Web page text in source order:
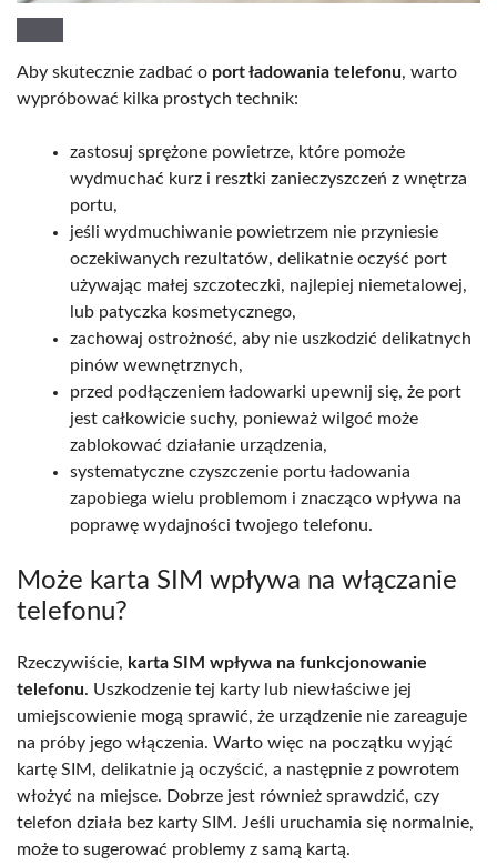
Aby skutecznie zadbać o port ładowania telefonu, warto
wypróbować kilka prostych technik:
zastosuj sprężone powietrze, które pomoże
wydmuchać kurz i resztki zanieczyszczeń z wnętrza
portu,
jeśli wydmuchiwanie powietrzem nie przyniesie
oczekiwanych rezultatów, delikatnie oczyść port
używając małej szczoteczki, najlepiej niemetalowej,
lub patyczka kosmetycznego,
zachowaj ostrożność, aby nie uszkodzić delikatnych
pinów wewnętrznych,
przed podłączeniem ładowarki upewnij się, że port
jest całkowicie suchy, ponieważ wilgoć może
zablokować działanie urządzenia,
systematyczne czyszczenie portu ładowania
zapobiega wielu problemom i znacząco wpływa na
poprawę wydajności twojego telefonu.
Może karta SIM wpływa na włączanie
telefonu?
Rzeczywiście, karta SIM wpływa na funkcjonowanie
telefonu. Uszkodzenie tej karty lub niewłaściwe jej
umiejscowienie mogą sprawić, że urządzenie nie zareaguje
na próby jego włączenia. Warto więc na początku wyjąć
kartę SIM, delikatnie ją oczyścić, a następnie z powrotem
włożyć na miejsce. Dobrze jest również sprawdzić, czy
telefon działa bez karty SIM. Jeśli uruchamia się normalnie,
może to sugerować problemy z samą kartą.